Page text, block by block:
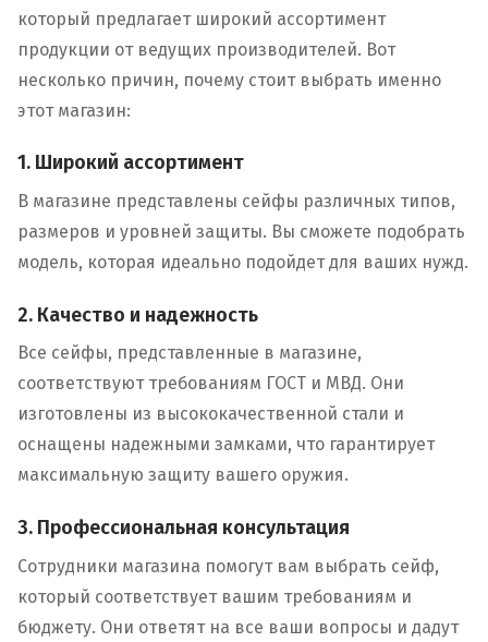
который предлагает широкий ассортимент
продукции от ведущих производителей. Вот
несколько причин, почему стоит выбрать именно
этот магазин:
1. Широкий ассортимент
В магазине представлены сейфы различных типов,
размеров и уровней защиты. Вы сможете подобрать
модель, которая идеально подойдет для ваших нужд.
2. Качество и надежность
Все сейфы, представленные в магазине,
соответствуют требованиям ГОСТ и МВД. Они
изготовлены из высококачественной стали и
оснащены надежными замками, что гарантирует
максимальную защиту вашего оружия.
3. Профессиональная консультация
Сотрудники магазина помогут вам выбрать сейф,
который соответствует вашим требованиям и
бюджету. Они ответят на все ваши вопросы и дадут